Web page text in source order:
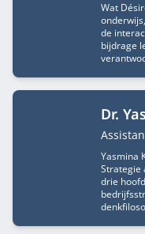
Wat
de
bijdrage
Dr.
Yasmina
Strategie
drie